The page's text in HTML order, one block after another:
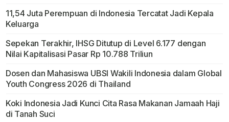
11,54 Juta Perempuan di Indonesia Tercatat Jadi Kepala
Keluarga
Sepekan Terakhir, IHSG Ditutup di Level 6.177 dengan
Nilai Kapitalisasi Pasar Rp 10.788 Triliun
Dosen dan Mahasiswa UBSI Wakili Indonesia dalam Global
Youth Congress 2026 di Thailand
Koki Indonesia Jadi Kunci Cita Rasa Makanan Jamaah Haji
di Tanah Suci